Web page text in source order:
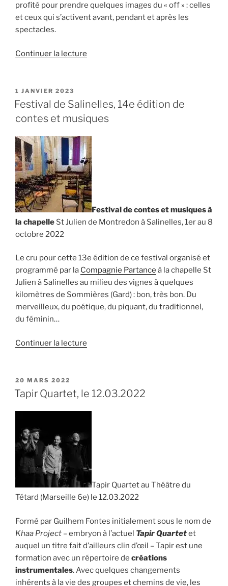
profité pour prendre quelques images du « off » : celles
et ceux qui s’activent avant, pendant et après les
spectacles.
Continuer la lecture
2024
spectacles
de
rue
et
photoreportages »
PUBLIÉ
LE
1 JANVIER 2023
Festival de Salinelles, 14e édition de
contes et musiques
Festival de contes et musiques à
la chapelle St Julien de Montredon à Salinelles, 1er au 8
octobre 2022
Le cru pour cette 13e édition de ce festival organisé et
programmé par la Compagnie Partance à la chapelle St
Julien à Salinelles au milieu des vignes à quelques
kilomètres de Sommières (Gard) : bon, très bon. Du
merveilleux, du poétique, du piquant, du traditionnel,
du féminin…
Continuer la lecture
14e
PUBLIÉ
LE
20 MARS 2022
Tapir Quartet, le 12.03.2022
Tapir Quartet au Théâtre du
Tétard (Marseille 6e) le 12.03.2022
Formé par Guilhem Fontes initialement sous le nom de
Khaa Project – embryon à l’actuel Tapir Quartetet
auquel un titre fait d’ailleurs clin d’œil – Tapir est une
formation avec un répertoire de créations
instrumentales. Avec quelques changements
inhérents à la vie des groupes et chemins de vie, les